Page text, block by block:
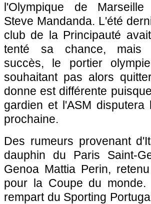
l'Olympique de Marseille
Steve Mandanda. L'été
club de la Principauté
tenté sa chance, mais
succès, le portier
souhaitant pas alors
donne est différente
gardien et l'ASM
prochaine.
Des rumeurs provenant
dauphin du Paris Saint-
Genoa Mattia Perin,
pour la Coupe du
rempart du Sporting